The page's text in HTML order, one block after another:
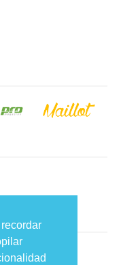
(Madrid)